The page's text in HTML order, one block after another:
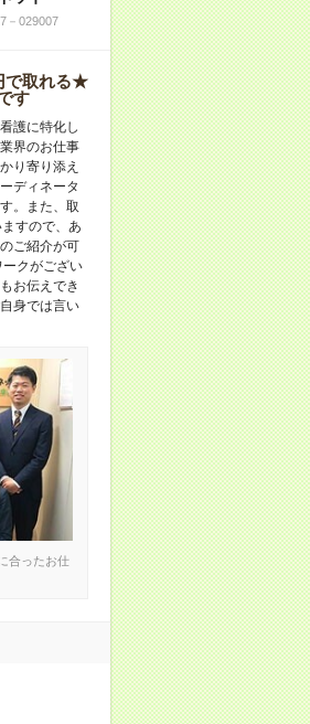
－029007
で取れる★
す
護に特化し
界のお仕事
り寄り添え
ディネータ
。また、取
すので、あ
ご紹介が可
クがござい
お伝えでき
身では言い
合ったお仕